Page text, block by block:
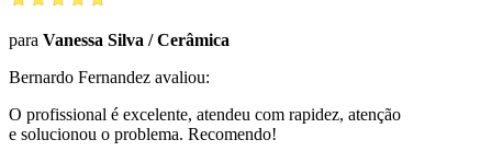
para Vanessa Silva /Cerâmica
Bernardo Fernandez avaliou:
O profissional é excelente, atendeu com rapidez, atenção
e solucionou o problema. Recomendo!